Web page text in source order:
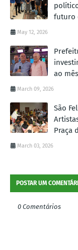
futuro
May 12, 2026
ao
March 09, 2026
São
Praça
March 03, 2026
POSTAR UM
0 Comentários